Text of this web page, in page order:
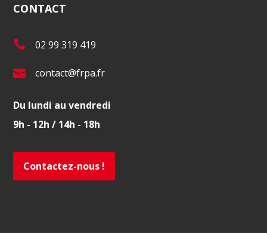
CONTACT
T
l
.
:
02 99 319 419
E
m
a
:
contact@frpa.fr
Du lundi au vendredi
9h - 12h / 14h - 18h
Contactez-nous !